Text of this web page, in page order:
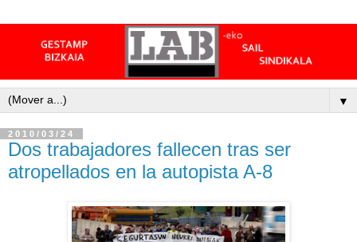
▼
2010/03/24
Dos trabajadores fallecen tras ser
atropellados en la autopista A-8